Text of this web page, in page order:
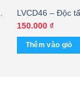
LVCD46 – Độc
Nghĩa 2 – (Nhạc
150.000 ₫
Thêm vào giỏ